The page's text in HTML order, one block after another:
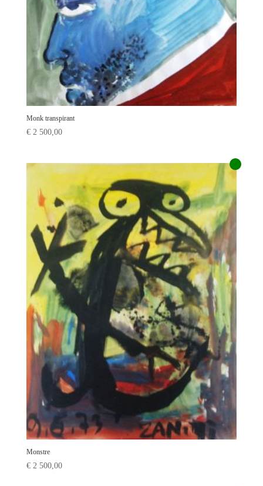
Monk transpirant
€2 500,00
Monstre
€2 500,00